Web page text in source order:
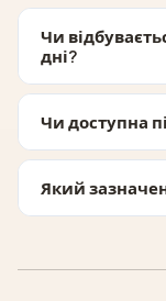
Чи
дні?
Чи доступна
Який